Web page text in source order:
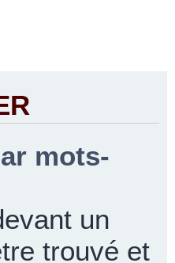
mots-
un
trouvé et